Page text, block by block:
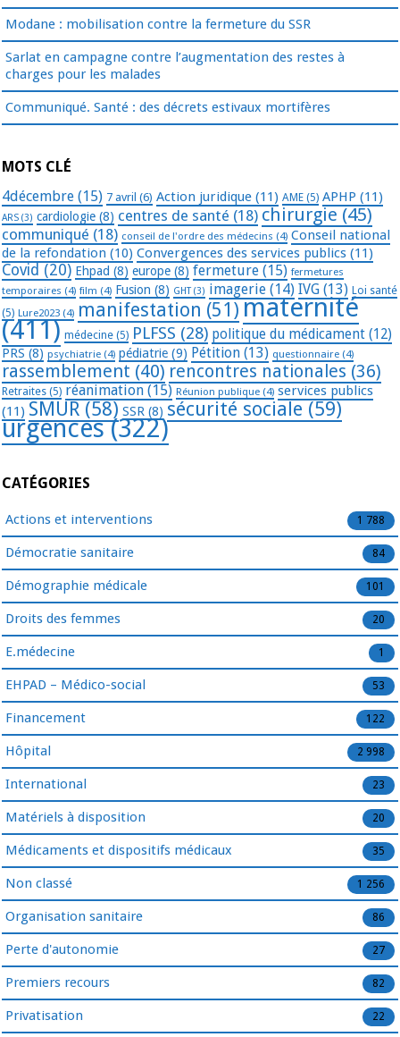
Modane : mobilisation contre la fermeture du SSR
Sarlat en campagne contre l’augmentation des restes à
charges pour les malades
Communiqué. Santé : des décrets estivaux mortifères
MOTS CLÉ
4décembre (15) 7 avril (6) Action juridique (11) AME (5) APHP (11)
ARS (3) cardiologie (8) centres de santé (18) chirurgie (45)
communiqué (18) conseil de l'ordre des médecins (4) Conseil national
de la refondation (10) Convergences des services publics (11)
Covid (20) Ehpad (8) europe (8) fermeture (15) fermetures
temporaires (4) film (4) Fusion (8) GHT(3) imagerie (14) IVG (13) Loi santé
(5) Lure2023 (4) manifestation (51) maternité
(411) médecine (5) PLFSS (28) politique du médicament (12)
PRS (8) psychiatrie (4) pédiatrie (9) Pétition (13) questionnaire (4)
rassemblement (40) rencontres nationales (36)
Retraites (5) réanimation (15) Réunion publique (4) services publics
(11) SMUR (58) SSR (8) sécurité sociale (59)
urgences(322)
CATÉGORIES
Actions et interventions 1 788
Démocratie sanitaire 84
Démographie médicale 101
Droits des femmes 20
E.médecine 1
EHPAD – Médico-social 53
Financement 122
Hôpital 2 998
International 23
Matériels à disposition 20
Médicaments et dispositifs médicaux 35
Non classé 1 256
Organisation sanitaire 86
Perte d'autonomie 27
Premiers recours 82
Privatisation 22